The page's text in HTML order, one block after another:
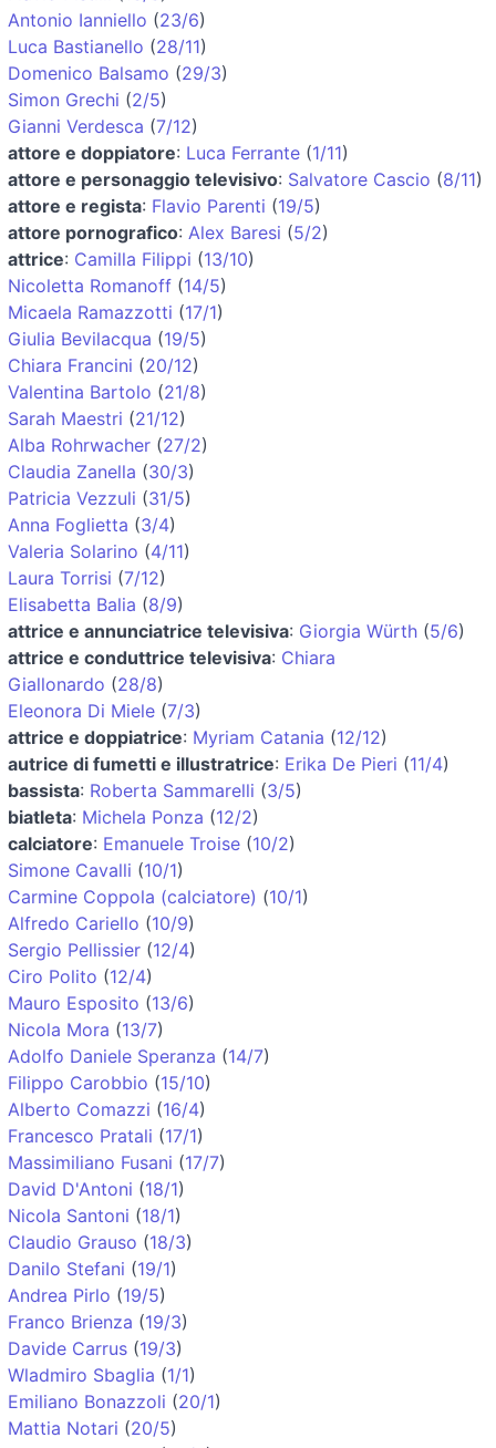
Antonio Ianniello (23/6)
Luca Bastianello (28/11)
Domenico Balsamo (29/3)
Simon Grechi (2/5)
Gianni Verdesca (7/12)
attore e doppiatore: Luca Ferrante (1/11)
attore e personaggio televisivo: Salvatore Cascio (8/11)
attore e regista: Flavio Parenti (19/5)
attore pornografico: Alex Baresi (5/2)
attrice: Camilla Filippi (13/10)
Nicoletta Romanoff (14/5)
Micaela Ramazzotti (17/1)
Giulia Bevilacqua (19/5)
Chiara Francini (20/12)
Valentina Bartolo (21/8)
Sarah Maestri (21/12)
Alba Rohrwacher (27/2)
Claudia Zanella (30/3)
Patricia Vezzuli (31/5)
Anna Foglietta (3/4)
Valeria Solarino (4/11)
Laura Torrisi (7/12)
Elisabetta Balia (8/9)
attrice e annunciatrice televisiva: Giorgia Würth (5/6)
attrice e conduttrice televisiva: Chiara
Giallonardo (28/8)
Eleonora Di Miele (7/3)
attrice e doppiatrice: Myriam Catania (12/12)
autrice di fumetti e illustratrice: Erika De Pieri (11/4)
bassista: Roberta Sammarelli (3/5)
biatleta: Michela Ponza (12/2)
calciatore: Emanuele Troise (10/2)
Simone Cavalli (10/1)
Carmine Coppola (calciatore) (10/1)
Alfredo Cariello (10/9)
Sergio Pellissier (12/4)
Ciro Polito (12/4)
Mauro Esposito (13/6)
Nicola Mora (13/7)
Adolfo Daniele Speranza (14/7)
Filippo Carobbio (15/10)
Alberto Comazzi (16/4)
Francesco Pratali (17/1)
Massimiliano Fusani (17/7)
David D'Antoni (18/1)
Nicola Santoni (18/1)
Claudio Grauso (18/3)
Danilo Stefani (19/1)
Andrea Pirlo (19/5)
Franco Brienza (19/3)
Davide Carrus (19/3)
Wladmiro Sbaglia (1/1)
Emiliano Bonazzoli (20/1)
Mattia Notari (20/5)